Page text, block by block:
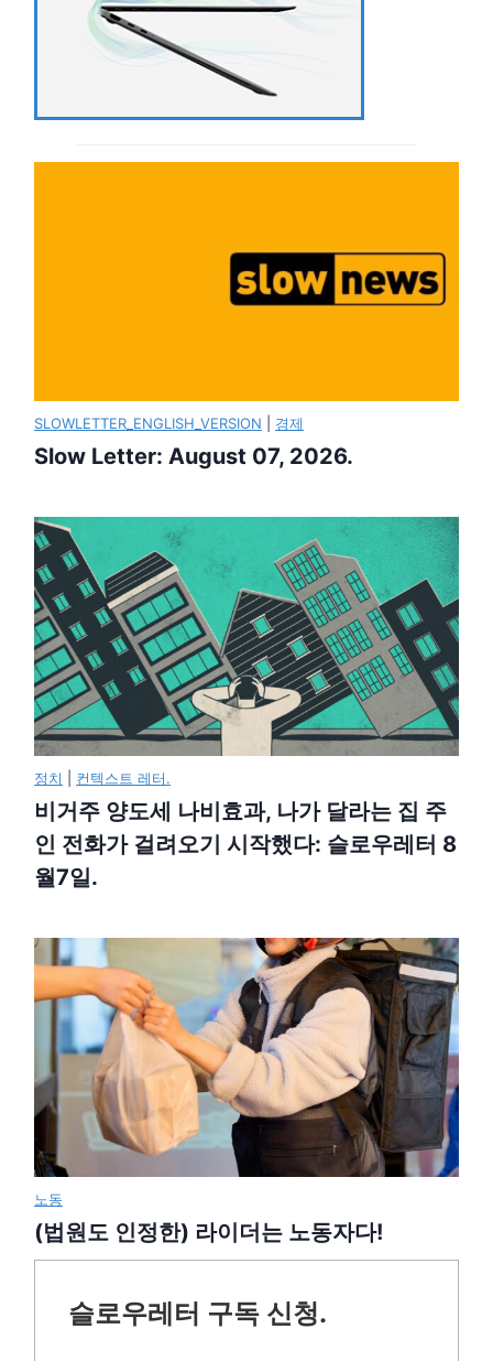
SLOWLETTER_ENGLISH_VERSION 경제
Slow Letter: August 07, 2026.
정치 컨텍스트 레터.
비거주 양도세 나비효과, 나가 달라는 집 주
인 전화가 걸려오기 시작했다: 슬로우레터 8
월7일.
노동
(법원도 인정한) 라이더는 노동자다!
슬로우레터 구독 신청.